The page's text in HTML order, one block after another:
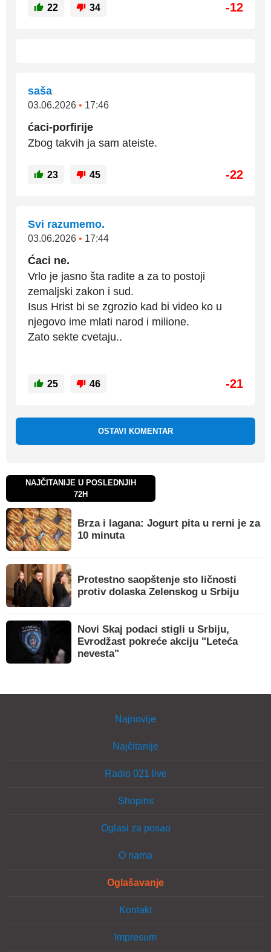
22 34 -12
saša
03.06.2026 • 17:46
ćaci-porfirije
Zbog takvih ja sam ateiste.
23 45 -22
Svi razumemo.
03.06.2026 • 17:44
Ćaci ne.
Vrlo je jasno šta radite a za to postoji
zemaljski zakon i sud.
Isus Hrist bi se zgrozio kad bi video ko u
njegovo ime mlati narod i milione.
Zato sekte cvetaju..
25 46 -21
OSTAVI KOMENTAR
NAJČITANIJE U POSLEDNJIH
72H
Brza i lagana: Jogurt pita u rerni je za
10 minuta
Protestno saopštenje sto ličnosti
protiv dolaska Zelenskog u Srbiju
Novi Skaj podaci stigli u Srbiju,
Evrodžast pokreće akciju "Leteća
nevesta"
Najnovije
Najčitanije
Radio 021 live
Shopins
Oglasi za posao
O nama
Oglašavanje
Kontakt
Impresum